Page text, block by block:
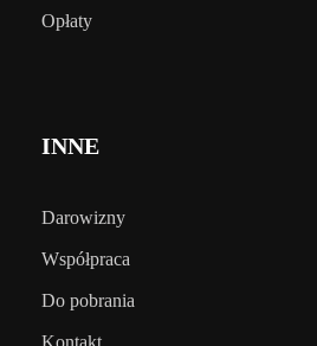
Opłaty
INNE
Darowizny
Współpraca
Do pobrania